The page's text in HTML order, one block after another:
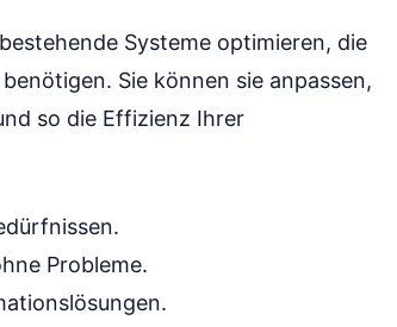
Systeme optimieren, die
benötigen. Sie können sie anpassen,
so die Effizienz Ihrer
Probleme.